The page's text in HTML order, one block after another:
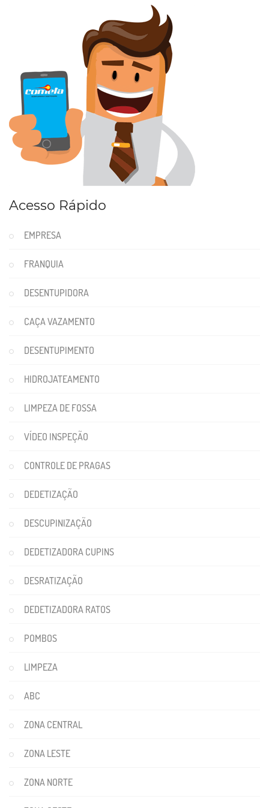
Acesso Rápido
EMPRESA
FRANQUIA
DESENTUPIDORA
CAÇA VAZAMENTO
DESENTUPIMENTO
HIDROJATEAMENTO
LIMPEZA DE FOSSA
VÍDEO INSPEÇÃO
CONTROLE DE PRAGAS
DEDETIZAÇÃO
DESCUPINIZAÇÃO
DEDETIZADORA CUPINS
DESRATIZAÇÃO
DEDETIZADORA RATOS
POMBOS
LIMPEZA
ABC
ZONA CENTRAL
ZONA LESTE
ZONA NORTE